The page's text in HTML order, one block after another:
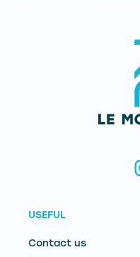
USEFUL
Contact us